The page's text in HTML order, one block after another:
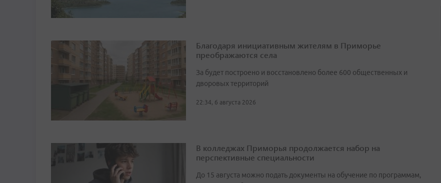
Благодаря инициативным жителям в Приморье
преображаются села
За будет построено и восстановлено более 600 общественных и
дворовых территорий
22:34, 6 августа 2026
В колледжах Приморья продолжается набор на
перспективные специальности
До 15 августа можно подать документы на обучение по программам,